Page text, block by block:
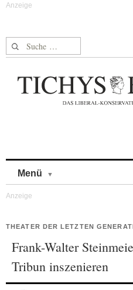
Suche nach:
Menü
THEATER DER LETZTEN
Frank-Walter
Tribun inszenieren